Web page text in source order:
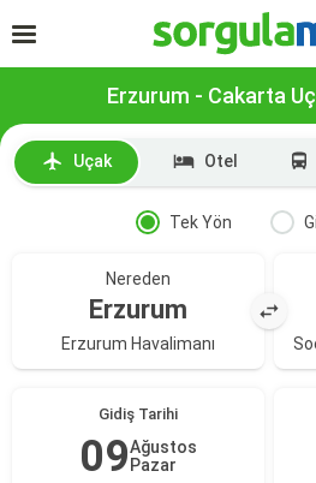
Erzurum - Cakarta
Uçak Otel
Tek Yön
Nereden
Erzurum
Erzurum Havalimanı
Gidiş Tarihi
09Ağustos
Pazar